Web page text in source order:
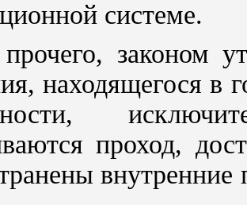
системе.
законом
находящегося в
проход,